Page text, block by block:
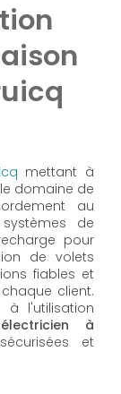
mettant à
domaine de
au
de
pour
de volets
fiables et
client.
l'utilisation
électricien à
et